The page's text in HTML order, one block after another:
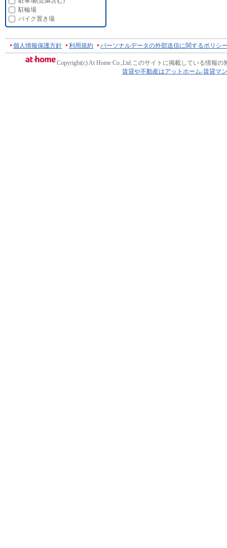
駐輪場
バイク置き場
個人情報保護方針 利用規約 パーソナルデータの外部送信に関するポリシ
Copyright(c) At Home Co.,Ltd.このサイトに掲載している情報の
賃貸や不動産はアットホーム-賃貸マ